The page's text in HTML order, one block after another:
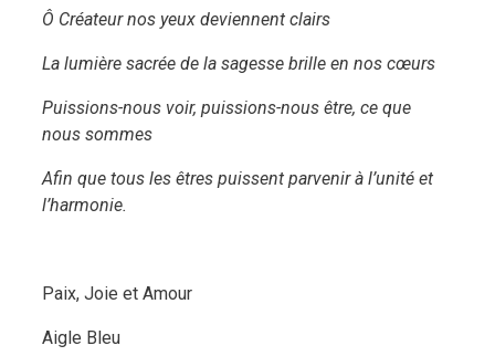
Ô Créateur nos yeux deviennent clairs
La lumière sacrée de la sagesse brille en nos cœurs
Puissions-nous voir, puissions-nous être, ce que
nous sommes
Afin que tous les êtres puissent parvenir à l’unité et
l’harmonie.
Paix, Joie et Amour
Aigle Bleu